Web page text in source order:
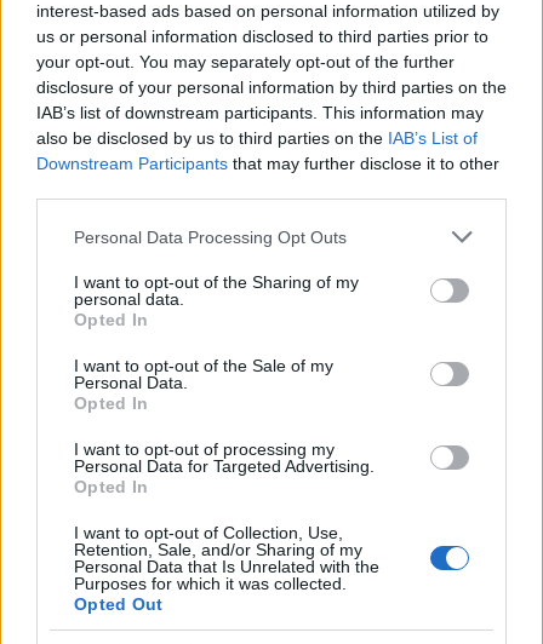
interest-based ads based on personal information utilized by
us or personal information disclosed to third parties prior to
your opt-out. You may separately opt-out of the further
disclosure of your personal information by third parties on the
IAB’s list of downstream participants. This information may
also be disclosed by us to third parties on the IAB’s List of
Downstream Participants that may further disclose it to other
Please note that this website/app uses one or more Google
not limited to your visit or usage behaviour. You may click to
grant or deny consent to Google and its third-party tags to
use your data for below specified purposes in below Google
consent section.
Personal Data Processing Opt Outs
I want to opt-out of the Sharing of my
personal data.
Opted In
I want to opt-out of the Sale of my
Personal Data.
Opted In
I want to opt-out of processing my
Personal Data for Targeted Advertising.
Opted In
I want to opt-out of Collection, Use,
Retention, Sale, and/or Sharing of my
Personal Data that Is Unrelated with the
Purposes for which it was collected.
Opted Out
Frozen yogurt ή παγωτό; Ποιο είναι τελικά πιο υγιεινό